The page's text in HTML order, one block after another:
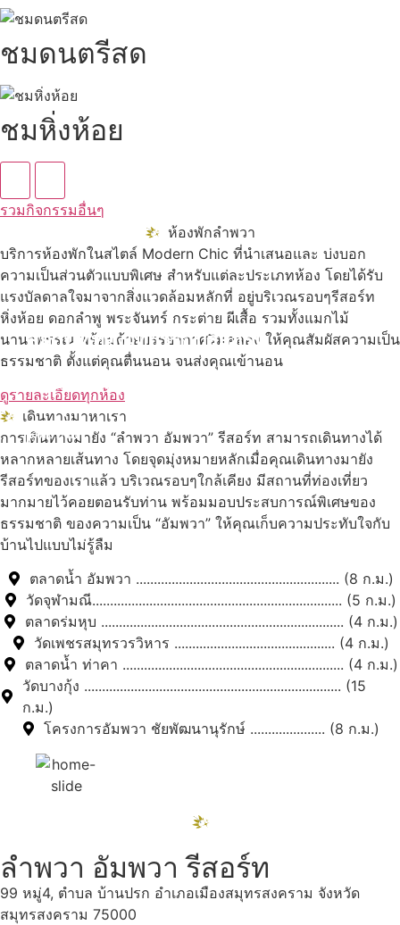
ชมดนตรีสด
ชมหิ่งห้อย
รวมกิจกรรมอื่นๆ
ห้องพักลำพวา
บริการห้องพักในสไตล์ Modern Chic ที่นำเสนอและ บ่งบอก
ความเป็นส่วนตัวแบบพิเศษ สำหรับแต่ละประเภทห้อง โดยได้รับ
แรงบัลดาลใจมาจากสิ่งแวดล้อมหลักที่ อยู่บริเวณรอบๆรีสอร์ท
หิ่งห้อย ดอกลำพู พระจันทร์ กระต่าย ผีเสื้อ รวมทั้งแมกไม้
นานาพรรณ พร้อมด้วยบรรยากาศริมคลอง ให้คุณสัมผัสความเป็น
ธรรมชาติ ตั้งแต่คุณตื่นนอน จนส่งคุณเข้านอน
ดูรายละเอียดทุกห้อง
เดินทางมาหาเรา
การเดินทางมายัง “ลำพวา อัมพวา” รีสอร์ท สามารถเดินทางได้
หลากหลายเส้นทาง โดยจุดมุ่งหมายหลักเมื่อคุณเดินทางมายัง
รีสอร์ทของเราแล้ว บริเวณรอบๆใกล้เคียง มีสถานที่ท่องเที่ยว
มากมายไว้คอยตอนรับท่าน พร้อมมอบประสบการณ์พิเศษของ
ธรรมชาติ ของความเป็น “อัมพวา” ให้คุณเก็บความประทับใจกับ
บ้านไปแบบไม่รู้ลืม
ตลาดน้ำ อัมพวา ......................................................... (8 ก.ม.)
วัดจุฬามณี...................................................................... (5 ก.ม.)
ตลาดร่มหุบ .................................................................... (4 ก.ม.)
วัดเพชรสมุทรวรวิหาร ............................................. (4 ก.ม.)
ตลาดน้ำ ท่าคา .............................................................. (4 ก.ม.)
วัดบางกุ้ง ........................................................................ (15
ก.ม.)
โครงการอัมพวา ชัยพัฒนานุรักษ์ ..................... (8 ก.ม.)
สถานที่ท่องเที่ยวรอบรีสอร์ท
"ตลาดน้ำอัมพวา"
ดูทั้งหมด
ลำพวา อัมพวา รีสอร์ท
99 หมู่4, ตำบล บ้านปรก อำเภอเมืองสมุทรสงคราม จังหวัด
สมุทรสงคราม 75000